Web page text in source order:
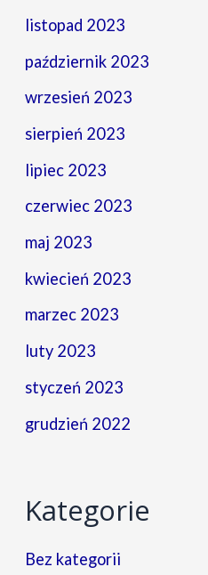
listopad 2023
październik 2023
wrzesień 2023
sierpień 2023
lipiec 2023
czerwiec 2023
maj 2023
kwiecień 2023
marzec 2023
luty 2023
styczeń 2023
grudzień 2022
Kategorie
Bez kategorii